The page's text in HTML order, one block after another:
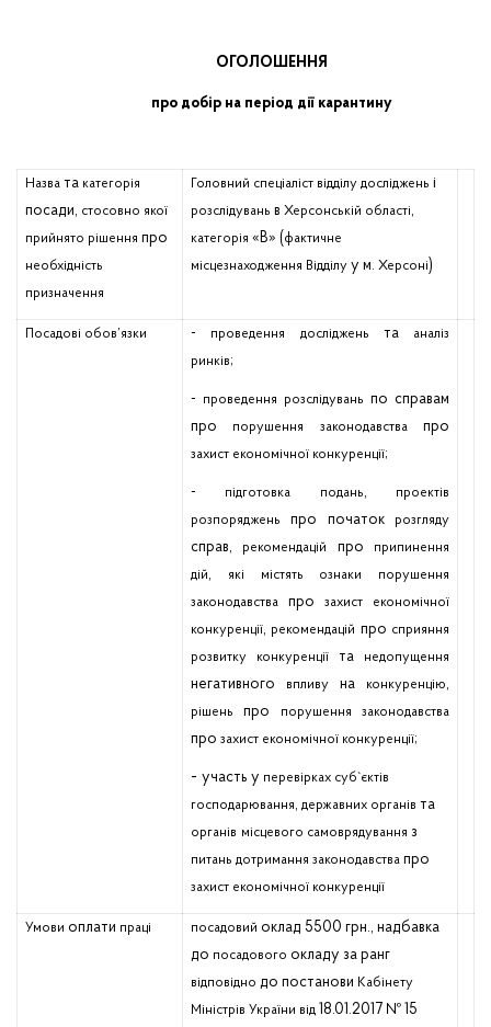
ОГОЛОШЕННЯ
про добір на період дії карантину
Назва та категорія
посади, стосовно якої
прийнято рішення про
необхідність
призначення
Головний спеціаліст відділу досліджень і
розслідувань вХерсонській області,
категорія «В» (фактичне
місцезнаходження Відділу у м.Херсоні)
Посадові обов’язки - проведення досліджень та аналіз
ринків;
- проведення розслідувань по справам
про
порушення законодавствапро
захист економічної конкуренції;
- підготовка подань, проектів
розпоряджень про початок розгляду
справ, рекомендацій про припинення
дій, які містять ознаки порушення
законодавства про захист економічної
конкуренції, рекомендацій про сприяння
розвитку конкуренції та недопущення
негативного впливу на конкуренцію,
рішень про порушення законодавства
прозахист економічної конкуренції;
- участь у перевірках суб`єктів
господарювання,державних органів та
органів місцевого самоврядування з
питань дотримання законодавства про
захист економічної конкуренції
Умови оплати праці посадовий оклад 5500 грн.,надбавка
до посадового окладу за ранг
відповідно до постанови Кабінету
Міністрів України від 18.01.2017 № 15